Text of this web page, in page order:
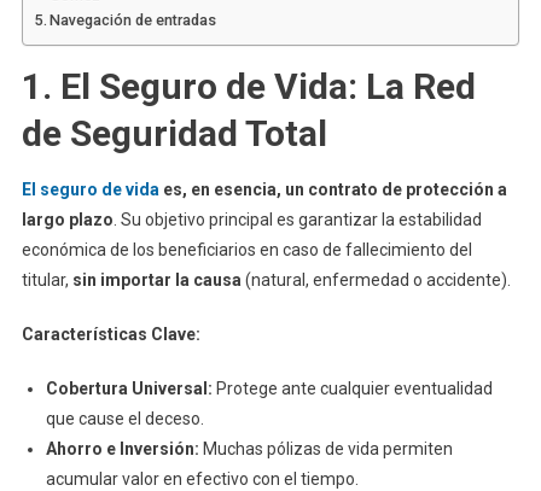
Navegación de entradas
1. El Seguro de Vida: La Red
de Seguridad Total
El seguro de vidaes, en esencia, un contrato de protección a
largo plazo. Su objetivo principal es garantizar la estabilidad
económica de los beneficiarios en caso de fallecimiento del
titular, sin importar la causa(natural, enfermedad o accidente).
Características Clave:
Cobertura Universal: Protege ante cualquier eventualidad
que cause el deceso.
Ahorro e Inversión: Muchas pólizas de vida permiten
acumular valor en efectivo con el tiempo.